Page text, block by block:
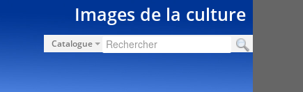
Images de la culture
Catalogue